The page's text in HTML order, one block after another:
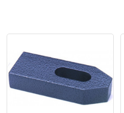
Daten
Produktkatalog
Technische
Dokumentation